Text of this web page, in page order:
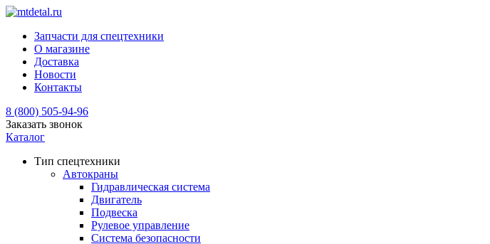
Запчасти для спецтехники
О магазине
Доставка
Новости
Контакты
8 (800) 505-94-96
Заказать звонок
Каталог
Тип спецтехники
Автокраны
Гидравлическая система
Двигатель
Подвеска
Рулевое управление
Система безопасности